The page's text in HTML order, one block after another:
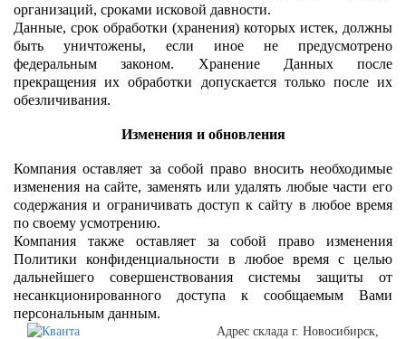
организаций, сроками исковой давности.
Данные, срок обработки (хранения) которых истек, должны
быть уничтожены, если иное не предусмотрено
федеральным законом. Хранение Данных после
прекращения их обработки допускается только после их
обезличивания.
Изменения и обновления
Компания оставляет за собой право вносить необходимые
изменения на сайте, заменять или удалять любые части его
содержания и ограничивать доступ к сайту в любое время
по своему усмотрению.
Компания также оставляет за собой право изменения
Политики конфиденциальности в любое время с целью
дальнейшего совершенствования системы защиты от
несанкционированного доступа к сообщаемым Вами
персональным данным.
Адрес склада г. Новосибирск,